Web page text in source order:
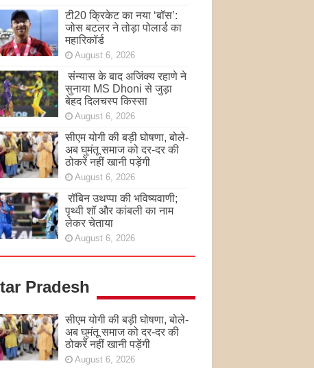
टी20 क्रिकेट का नया ‘बॉस’:
जोस बटलर ने तोड़ा पोलार्ड का
महारिकॉर्ड
August 6, 2026
संन्यास के बाद अजिंक्‍य रहाणे ने
सुनाया MS Dhoni से जुड़ा
बेहद दिलचस्प किस्सा
August 6, 2026
सीएम योगी की बड़ी घोषणा, बोले-
अब घुमंतू समाज को दर-दर की
ठोकरें नहीं खानी पड़ेंगी
August 6, 2026
रॉबिन उथप्पा की भविष्यवाणी;
पृथ्वी शॉ और कांबली का नाम
लेकर चेताया
August 6, 2026
Pradesh
सीएम योगी की बड़ी घोषणा, बोले-
अब घुमंतू समाज को दर-दर की
ठोकरें नहीं खानी पड़ेंगी
August 6, 2026